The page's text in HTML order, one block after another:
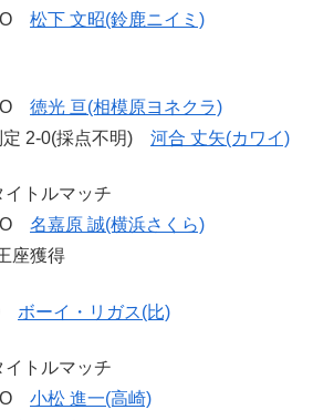
松下 文昭(鈴鹿ニイミ)
徳光 亘(相模原ヨネクラ)
2-0(採点不明) 河合 丈矢(カワイ)
トルマッチ
名嘉原 誠(横浜さくら)
座獲得
ボーイ・リガス(比)
トルマッチ
小松 進一(高崎)